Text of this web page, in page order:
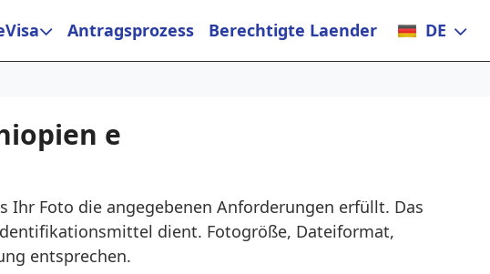
Antragsprozess Berechtigte Laender DE
e
Ihr Foto die angegebenen Anforderungen erfüllt. Das
dient. Fotogröße, Dateiformat,
entsprechen.